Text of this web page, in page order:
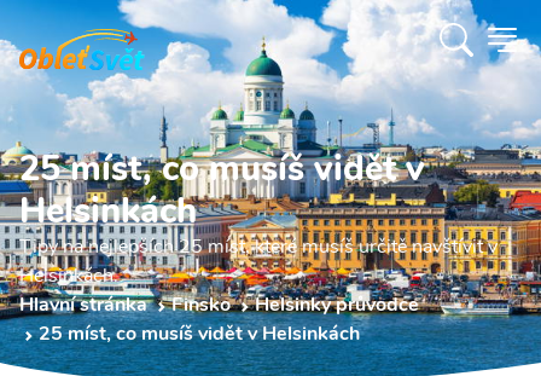
25 míst, co musíš vidět v
Helsinkách
Tipy na nejlepších 25 míst, které musíš určitě navštívit v
Helsinkách.
Hlavní stránka
Finsko
Helsinky průvodce
25 míst, co musíš vidět v Helsinkách